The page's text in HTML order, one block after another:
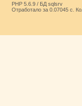
PHP 5.6.9 / БД sqlsrv
Отработало за 0.07045 с.